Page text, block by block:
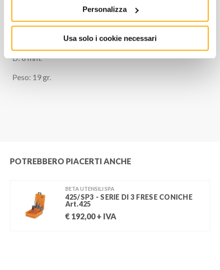
Personalizza
Usa solo i cookie necessari
Ø: 4÷12 mm.
D: 6 mm.
Peso: 19 gr.
POTREBBERO PIACERTI ANCHE
BETA UTENSILI SPA
425/SP3 - SERIE DI 3 FRESE CONICHE
Art.425
€ 192,00+ IVA